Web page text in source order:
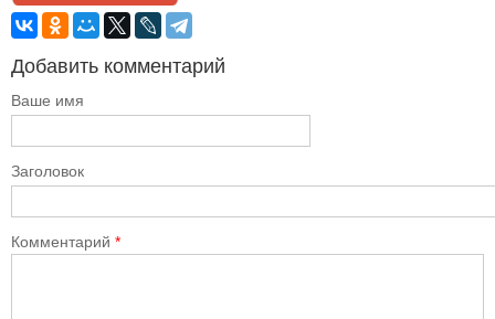
Добавить комментарий
Ваше имя
Заголовок
Комментарий *